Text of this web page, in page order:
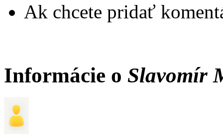
Ak chcete pridať
Informácie o Slavomír